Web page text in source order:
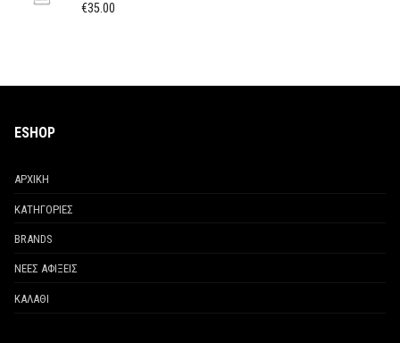
€35.00
ESHOP
ΑΡΧΙΚΗ
ΚΑΤΗΓΟΡΙΕΣ
BRANDS
ΝΕΕΣ ΑΦΙΞΕΙΣ
ΚΑΛΑΘΙ